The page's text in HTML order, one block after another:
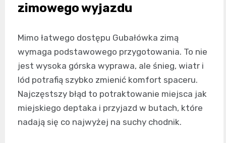
zimowego wyjazdu
Mimo łatwego dostępu Gubałówka zimą
wymaga podstawowego przygotowania. To nie
jest wysoka górska wyprawa, ale śnieg, wiatr i
lód potrafią szybko zmienić komfort spaceru.
Najczęstszy błąd to potraktowanie miejsca jak
miejskiego deptaka i przyjazd w butach, które
nadają się co najwyżej na suchy chodnik.